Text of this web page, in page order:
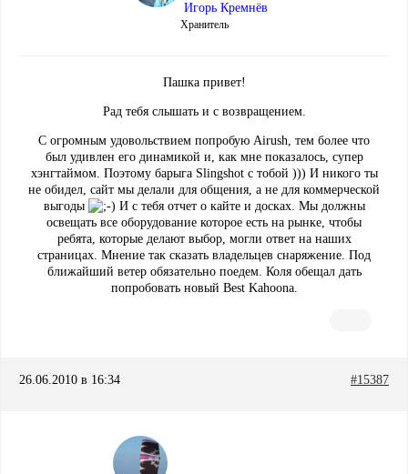
Игорь Кремнёв
Хранитель
Пашка привет!
Рад тебя слышать и с возвращением.
С огромным удовольствием попробую Airush, тем более что
был удивлен его динамикой и, как мне показалось, супер
хэнгтаймом. Поэтому барыга Slingshot с тобой ))) И никого ты
не обидел, сайт мы делали для общения, а не для коммерческой
выгоды
И с тебя отчет о кайте и досках. Мы должны
освещать все оборудование которое есть на рынке, чтобы
ребята, которые делают выбор, могли ответ на наших
страницах. Мнение так сказать владельцев снаряжение. Под
ближайший ветер обязательно поедем. Коля обещал дать
попробовать новый Best Kahoona.
26.06.2010 в 16:34 #15387